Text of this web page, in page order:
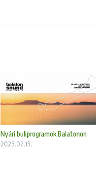
Nyári buliprogramok Balatonon
2023.02.13.